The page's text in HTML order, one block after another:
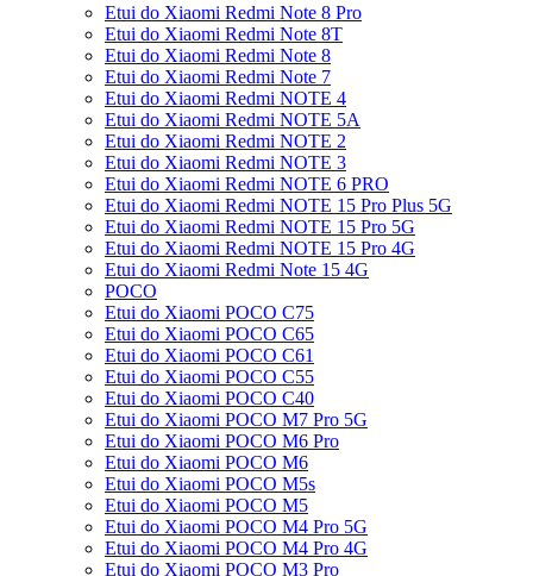
Etui do Xiaomi Redmi Note 8 Pro
Etui do Xiaomi Redmi Note 8T
Etui do Xiaomi Redmi Note 8
Etui do Xiaomi Redmi Note 7
Etui do Xiaomi Redmi NOTE 4
Etui do Xiaomi Redmi NOTE 5A
Etui do Xiaomi Redmi NOTE 2
Etui do Xiaomi Redmi NOTE 3
Etui do Xiaomi Redmi NOTE 6 PRO
Etui do Xiaomi Redmi NOTE 15 Pro Plus 5G
Etui do Xiaomi Redmi NOTE 15 Pro 5G
Etui do Xiaomi Redmi NOTE 15 Pro 4G
Etui do Xiaomi Redmi Note 15 4G
POCO
Etui do Xiaomi POCO C75
Etui do Xiaomi POCO C65
Etui do Xiaomi POCO C61
Etui do Xiaomi POCO C55
Etui do Xiaomi POCO C40
Etui do Xiaomi POCO M7 Pro 5G
Etui do Xiaomi POCO M6 Pro
Etui do Xiaomi POCO M6
Etui do Xiaomi POCO M5s
Etui do Xiaomi POCO M5
Etui do Xiaomi POCO M4 Pro 5G
Etui do Xiaomi POCO M4 Pro 4G
Etui do Xiaomi POCO M3 Pro